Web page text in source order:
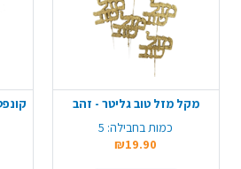
מקל מזל טוב גליטר - זהב
כמות בחבילה: 5
₪19.90